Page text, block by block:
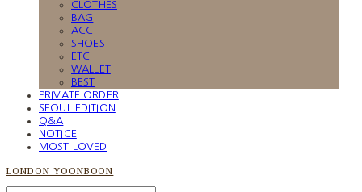
CLOTHES
BAG
ACC
SHOES
ETC
WALLET
BEST
PRIVATE ORDER
SEOUL EDITION
Q&A
NOTICE
MOST LOVED
LONDON YOONBOON